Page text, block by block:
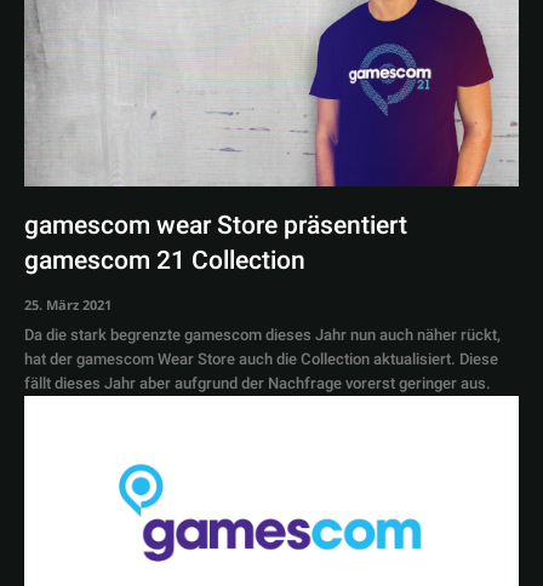
gamescom wear Store präsentiert
gamescom 21 Collection
25. März 2021
Da die stark begrenzte gamescom dieses Jahr nun auch näher rückt,
hat der gamescom Wear Store auch die Collection aktualisiert. Diese
fällt dieses Jahr aber aufgrund der Nachfrage vorerst geringer aus.